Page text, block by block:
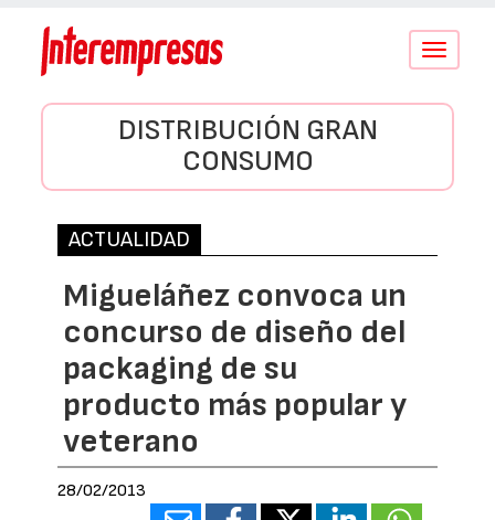
Conmutar
DISTRIBUCIÓN GRAN
CONSUMO
ACTUALIDAD
Migueláñez convoca un
concurso de diseño del
packaging de su
producto más popular y
veterano
28/02/2013